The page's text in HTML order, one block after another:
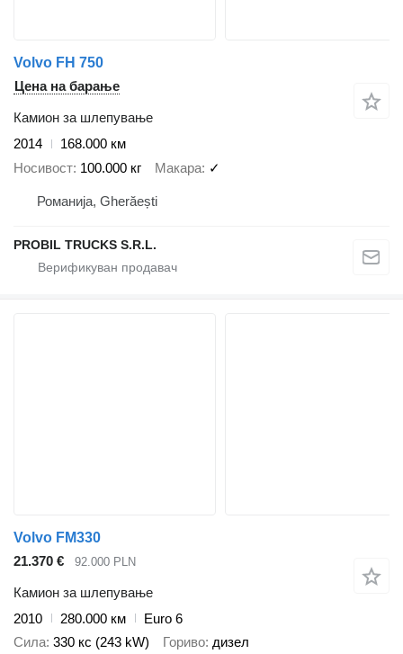
Volvo FH 750
Цена на барање
Камион за шлепување
2014
168.000 км
Носивост 100.000 кг Макара ✓
Романија, Gherăești
PROBIL TRUCKS S.R.L.
Volvo FM330
21.370 €
92.000 PLN
Камион за шлепување
2010
280.000 км
Euro 6
Сила 330 кс (243 kW) Гориво дизел